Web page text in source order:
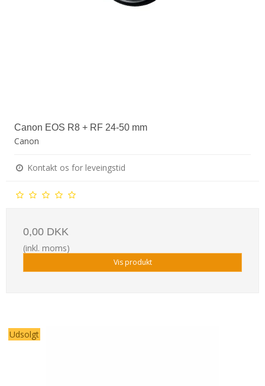
Canon EOS R8 + RF 24-50 mm
Canon
Kontakt os for leveingstid
0,00 DKK
(inkl. moms)
Vis produkt
Udsolgt